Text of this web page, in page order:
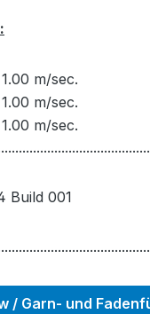
1.00 m/sec.
1.00 m/sec.
1.00 m/sec.
Build 001
/ Garn- und